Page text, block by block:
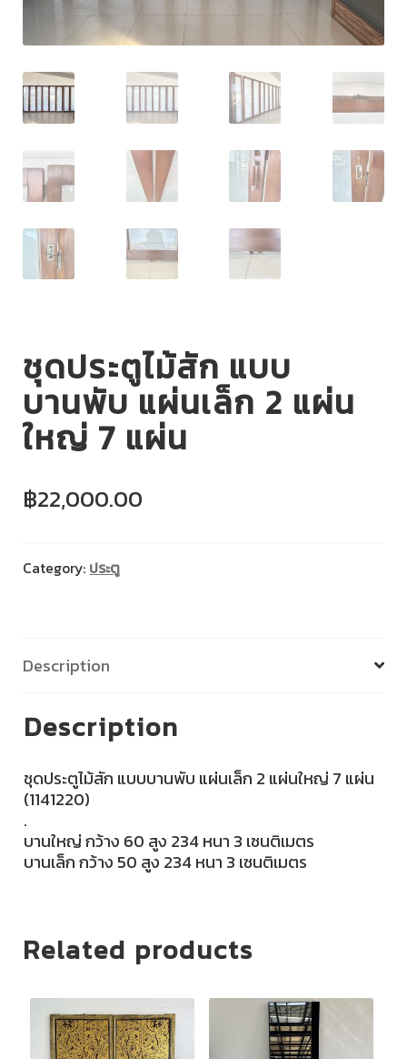
ชุดประตูไม้สัก แบบ
บานพับ แผ่นเล็ก 2 แผ่น
ใหญ่ 7 แผ่น
฿22,000.00
Category: ประตู
Description
Description
ชุดประตูไม้สัก แบบบานพับ แผ่นเล็ก 2 แผ่นใหญ่ 7 แผ่น
(1141220)
.
บานใหญ่ กว้าง 60 สูง 234 หนา 3 เซนติเมตร
บานเล็ก กว้าง 50 สูง 234 หนา 3 เซนติเมตร
Related products